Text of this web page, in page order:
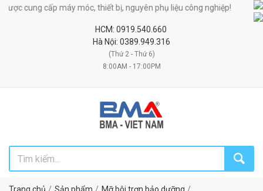
cung cấp máy móc, thiết bị, nguyên phụ liệu công nghiệp!
HCM: 0919.540.660
Hà Nội: 0389.949.316
(Thứ 2 - Thứ 6)
8:00AM - 17:00PM